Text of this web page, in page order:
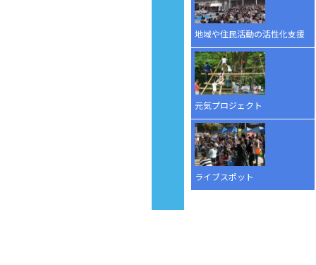
地域や住民活動の活性化支援
元気プロジェクト
ライブスポット